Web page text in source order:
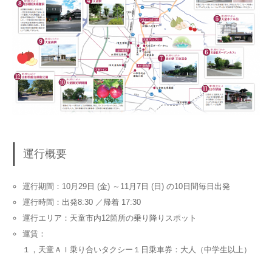
運行概要
運行期間：10月29日 (金) ～11月7日 (日) の10日間毎日出発
運行時間：出発8:30 ／帰着 17:30
運行エリア：天童市内12箇所の乗り降りスポット
運賃：
１，天童ＡＩ乗り合いタクシー１日乗車券：大人（中学生以上）